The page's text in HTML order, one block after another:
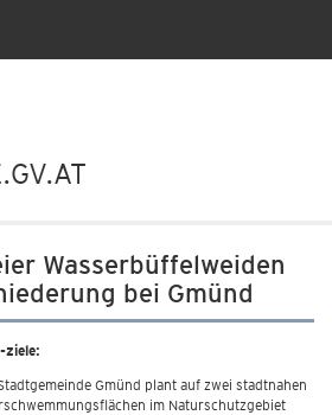
Wasserbüffelweiden
bei Gmünd
ziele:
Gmünd plant auf zwei stadtnahen
im Naturschutzgebiet